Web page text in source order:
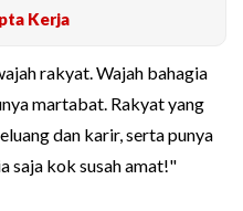
Kerja
rakyat. Wajah bahagia
martabat. Rakyat yang
dan karir, serta punya
saja kok susah amat!"